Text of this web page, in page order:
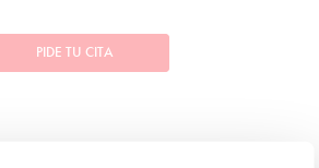
PIDE TU CITA